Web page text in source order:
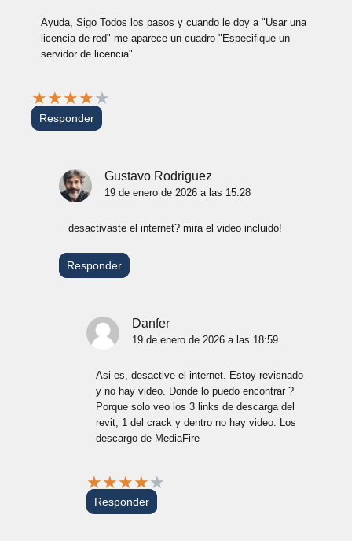
Ayuda, Sigo Todos los pasos y cuando le doy a "Usar una
licencia de red" me aparece un cuadro "Especifique un
servidor de licencia"
★★★★★
Responder
Gustavo Rodriguez
19 de enero de 2026 a las 15:28
desactivaste el internet? mira el video incluido!
Responder
Danfer
19 de enero de 2026 a las 18:59
Asi es, desactive el internet. Estoy revisnado
y no hay video. Donde lo puedo encontrar ?
Porque solo veo los 3 links de descarga del
revit, 1 del crack y dentro no hay video. Los
descargo de MediaFire
★★★★★
Responder